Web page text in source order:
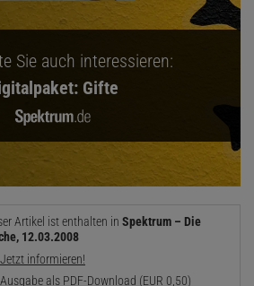
Sie auch interessieren:
Gifte
Artikel ist enthalten in Spektrum – Die
12.03.2008
Jetzt informieren!
Ausgabe als PDF-Download (EUR 0,50)